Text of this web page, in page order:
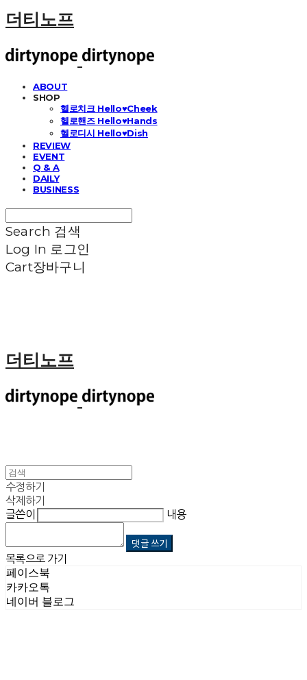
더티노프
ABOUT
SHOP
헬로치크 Hello♥Cheek
헬로핸즈 Hello♥Hands
헬로디시 Hello♥Dish
REVIEW
EVENT
Q & A
DAILY
BUSINESS
Search 검색
Log In 로그인
Cart장바구니
더티노프
수정하기
삭제하기
글쓴이
내용
댓글 쓰기
목록으로 가기
페이스북
카카오톡
네이버 블로그